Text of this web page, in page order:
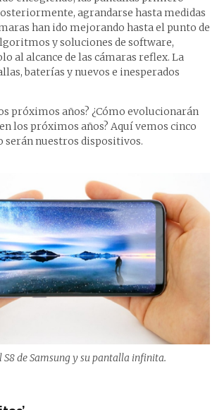
agrandarse hasta medidas
han ido mejorando hasta el punto de
y soluciones de software,
al alcance de las cámaras reflex. La
baterías y nuevos e inesperados
próximos años? ¿Cómo evolucionarán
los próximos años? Aquí vemos cinco
serán nuestros dispositivos.
S8 de Samsung y su pantalla infinita.